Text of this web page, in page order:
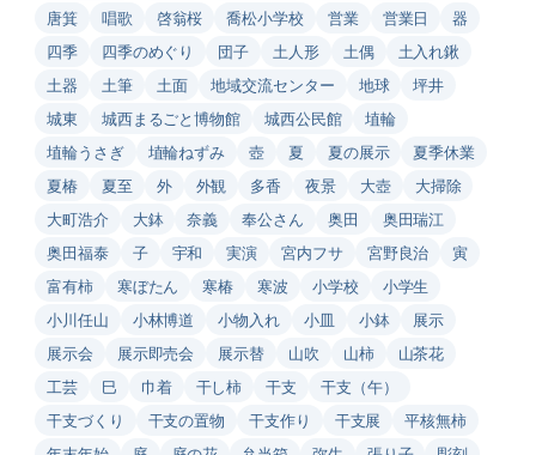
唐箕
唱歌 啓翁桜 喬松小学校 営業 営業日
器
四季
四季のめぐり 団子 土人形 土偶
土入れ鍬
土器
土筆 土面 地域交流センター 地球
坪井
城東
城西まるごと博物館 城西公民館
埴輪
埴輪うさぎ
埴輪ねずみ 壺 夏 夏の展示
夏季休業
夏椿
夏至 外 外観 多香 夜景 大壺
大掃除
大町浩介
大鉢 奈義 奉公さん 奥田
奥田瑞江
奥田福泰
子 宇和 実演 宮内フサ 宮野良治
寅
富有柿
寒ぼたん 寒椿 寒波 小学校
小学生
小川任山
小林博道 小物入れ 小皿 小鉢
展示
展示会
展示即売会 展示替 山吹 山柿
山茶花
工芸
巳 巾着 干し柿 干支
干支（午）
干支づくり
干支の置物 干支作り 干支展
平核無柿